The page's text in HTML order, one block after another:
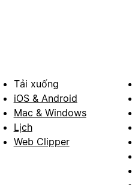
Tải xuống
iOS & Android
Mac & Windows
Lịch
Web Clipper